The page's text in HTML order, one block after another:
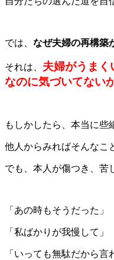
では、 なぜ夫婦の再構築
それは、 夫婦がうまく
なのに気づいてない
もしかしたら、本当に些
他人からみればそんなこ
でも、本人が傷つき、苦
「あの時もそうだった」
「私ばかりが我慢して」
「いっても無駄だから言